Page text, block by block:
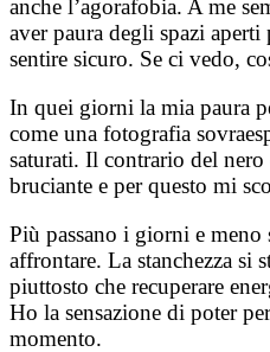
anche l’agorafobia. A me
aver paura degli spazi
sentire sicuro. Se ci vedo,
In quei giorni la mia paura
come una fotografia
saturati. Il contrario del
bruciante e per questo mi
Più passano i giorni e
affrontare. La stanchezza si
piuttosto che recuperare
Ho la sensazione di poter
momento.